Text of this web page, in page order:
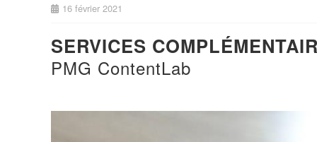
16 février 2021
SERVICES
PMG ContentLab